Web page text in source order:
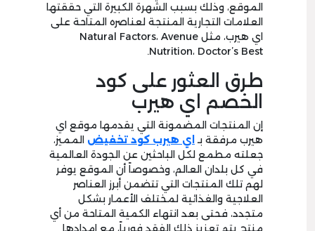
الموقع، وذلك بسبب الشهرة الكبيرة التي حققتها
العلامات التجارية المنتجة لعناصره المتاحة على
اي هيرب، مثل Natural Factors، Avenue
Nutrition، Doctor’s Best.
طرق العثور على كود
الخصم اي هيرب
إن المنتجات المضمونة التي يقدمها موقع اي
هيرب مرفقة بـ اي هيرب كود تخفيض المميز،
جعلته مطمع لكل الباحثين عن الجودة العالمية
في كل بلدان العالم، وخصوصاً أن الموقع يوفر
لهم تلك المنتجات التي تتضمن أبرز العناصر
العلاجية والغذائية لمختلف الأعمار بشكل
متجدد، فحتى بعد انتهاء الكمية المتاحة من أي
منتج يتم تعزيز ذلك الفقد فورياً، مع إمدادها